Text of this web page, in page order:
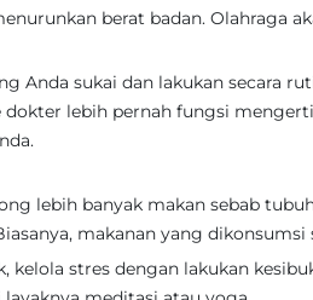
berat badan. Olahraga
Anda sukai dan lakukan secara
dokter lebih pernah fungsi
lebih banyak makan sebab
makanan yang
kelola stres dengan lakukan